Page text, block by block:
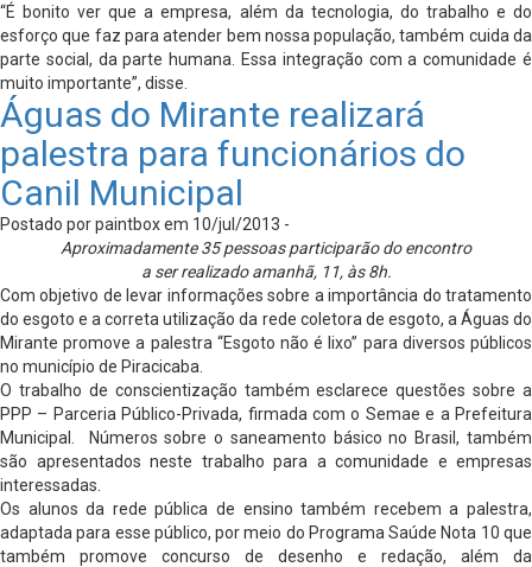
“É bonito ver que a empresa, além da tecnologia, do trabalho e do
esforço que faz para atender bem nossa população, também cuida da
parte social, da parte humana. Essa integração com a comunidade é
muito importante”, disse.
Águas do Mirante realizará
palestra para funcionários do
Canil Municipal
Postado por paintbox em 10/jul/2013 -
Aproximadamente 35 pessoas participarão do encontro
a ser realizado amanhã, 11, às 8h.
Com objetivo de levar informações sobre a importância do tratamento
do esgoto e a correta utilização da rede coletora de esgoto, a Águas do
Mirante promove a palestra “Esgoto não é lixo” para diversos públicos
no município de Piracicaba.
O trabalho de conscientização também esclarece questões sobre a
PPP – Parceria Público-Privada, firmada com o Semae e a Prefeitura
Municipal. Números sobre o saneamento básico no Brasil, também
são apresentados neste trabalho para a comunidade e empresas
interessadas.
Os alunos da rede pública de ensino também recebem a palestra,
adaptada para esse público, por meio do Programa Saúde Nota 10 que
também promove concurso de desenho e redação, além da